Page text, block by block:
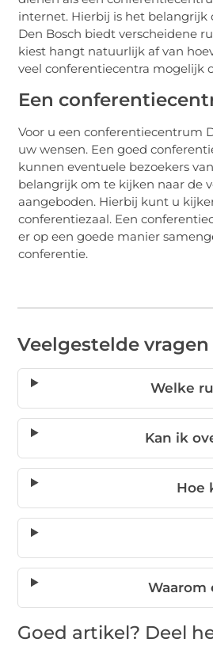
internet. Hierbij is het
Den Bosch biedt verscheidene
kiest hangt natuurlijk af van
veel conferentiecentra mogelijk
Een
Voor u een conferentiecentrum
uw wensen. Een goed
kunnen eventuele bezoekers
belangrijk om te kijken naar de
aangeboden. Hierbij kunt u
conferentiezaal. Een
er op een goede manier
conferentie.
Veelgestelde vragen
Welke
Kan ik
Hoe
Goed artikel? Deel